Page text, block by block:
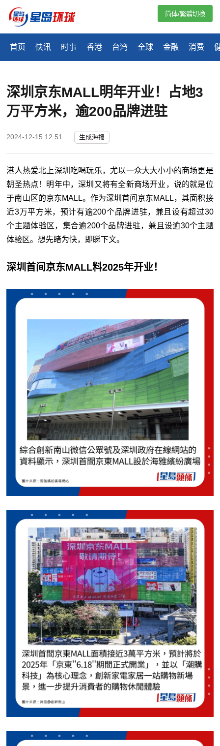
首页 快讯 时事 香港 台湾 全球 金融 消费
简体/繁體切換
深圳京东MALL明年开业！占地3
万平方米，逾200品牌进驻
2024-12-15 12:51 生成海报
港人热爱北上深圳吃喝玩乐，尤以一众大大小小的商场更是
朝圣热点！明年中，深圳又将有全新商场开业，说的就是位
于南山区的京东MALL。作为深圳首间京东MALL，其面积接
近3万平方米，预计有逾200个品牌进驻，兼且设有超过30
个主题体验区，集合逾200个品牌进驻，兼且设逾30个主题
体验区。想先睹为快，即睇下文。
深圳首间京东MALL料2025年开业！